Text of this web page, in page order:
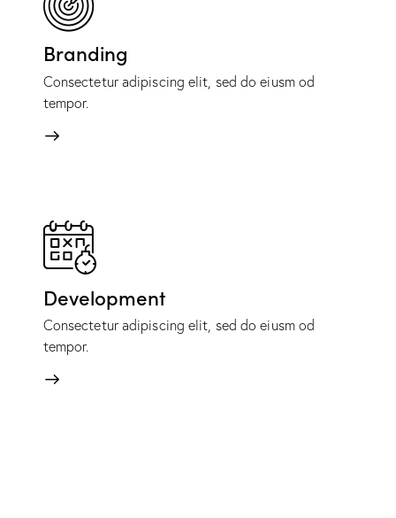
Branding
Consectetur adipiscing elit, sed do eiusm od
tempor.
Development
Consectetur adipiscing elit, sed do eiusm od
tempor.